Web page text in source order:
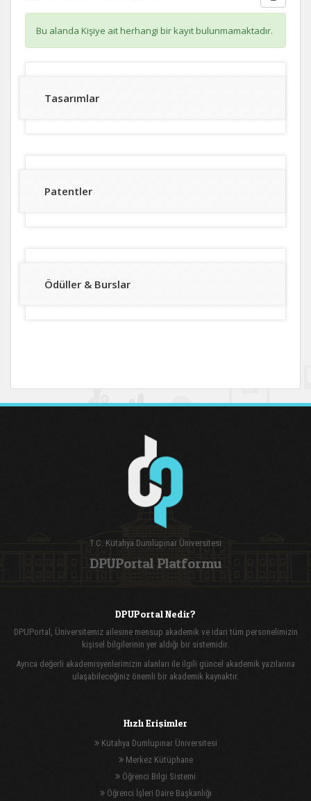
Bu alanda Kişiye ait herhangi bir kayıt bulunmamaktadır.
Tasarımlar
Patentler
Ödüller & Burslar
T.C. Kütahya Dumlupınar Üniversitesi
DPUPortal Platformu
DPUPortal Nedir?
DPUPortal, Üniversitemiz ailesine mensup akademik ve idari tüm personelimizin
kişisel bilgilerinin yer aldığı bir sistemidir.
Ayrıca değerli akademisyenlerimizin alanları ile ilgili güncel akademik yazılarına
ulaşabileceğiniz önemli bir akademik kaynaktır.
Hızlı Erişimler
Kütahya Dumlupınar Üniversitesi
Merkez Kütüphane
Öğrenci Bilgi Sistemi
Öğrenci İşleri Daire Başkanlığı